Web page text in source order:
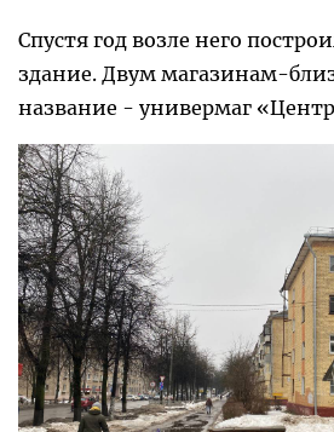
Спустя год возле него
здание. Двум магазинам-
название - универмаг